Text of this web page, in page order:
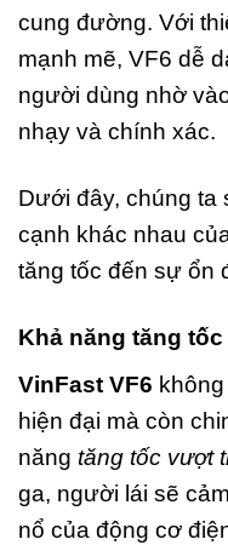
cung đường. Với
mạnh mẽ, VF6 dễ
người dùng nhờ
nhạy và chính xác.
Dưới đây, chúng ta
cạnh khác nhau
tăng tốc đến sự ổn
Khả năng tăng
VinFast VF6
hiện đại mà còn
năng tăng tốc vượt
ga, người lái sẽ
nổ của động cơ